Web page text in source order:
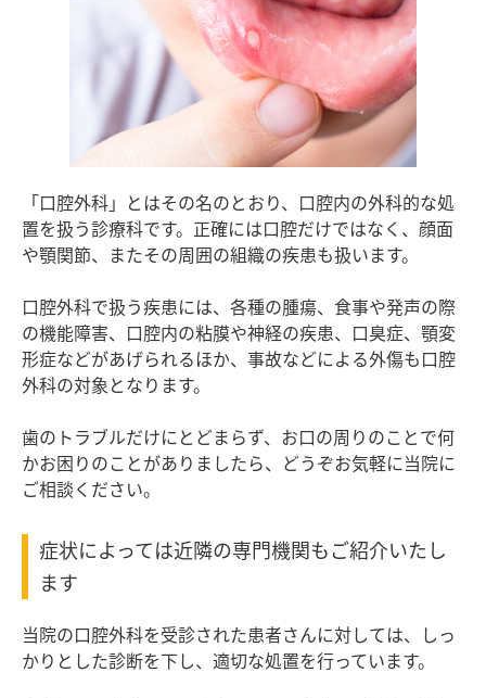
「口腔外科」とはその名のとおり、口腔内の外科的な処
置を扱う診療科です。正確には口腔だけではなく、顔面
や顎関節、またその周囲の組織の疾患も扱います。
口腔外科で扱う疾患には、各種の腫瘍、食事や発声の際
の機能障害、口腔内の粘膜や神経の疾患、口臭症、顎変
形症などがあげられるほか、事故などによる外傷も口腔
外科の対象となります。
歯のトラブルだけにとどまらず、お口の周りのことで何
かお困りのことがありましたら、どうぞお気軽に当院に
ご相談ください。
症状によっては近隣の専門機関もご紹介いたし
ます
当院の口腔外科を受診された患者さんに対しては、しっ
かりとした診断を下し、適切な処置を行っています。